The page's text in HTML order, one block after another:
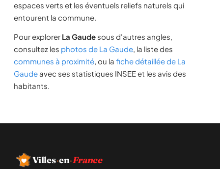
espaces verts et les éventuels reliefs naturels qui
entourent la commune.
Pour explorer La Gaude sous d'autres angles,
consultez les photos de La Gaude, la liste des
communes à proximité, ou la fiche détaillée de La
Gaude avec ses statistiques INSEE et les avis des
habitants.
Villes·en·France